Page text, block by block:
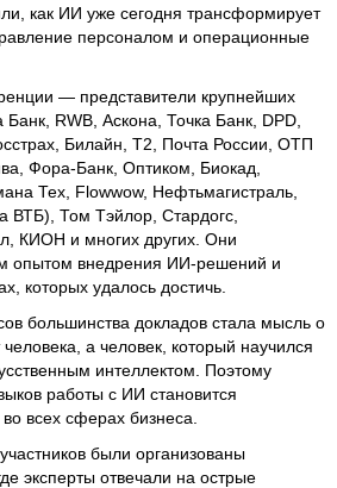
как ИИ уже сегодня трансформирует
персоналом и операционные
— представители крупнейших
RWB, Аскона, Точка Банк, DPD,
Билайн, Т2, Почта России, ОТП
Фора-Банк, Оптиком, Биокад,
Тех, Flowwow, Нефтьмагистраль,
ВТБ), Том Тэйлор, Стардогс,
КИОН и многих других. Они
опытом внедрения ИИ-решений и
которых удалось достичь.
большинства докладов стала мысль о
а человек, который научился
интеллектом. Поэтому
работы с ИИ становится
всех сферах бизнеса.
были организованы
эксперты отвечали на острые